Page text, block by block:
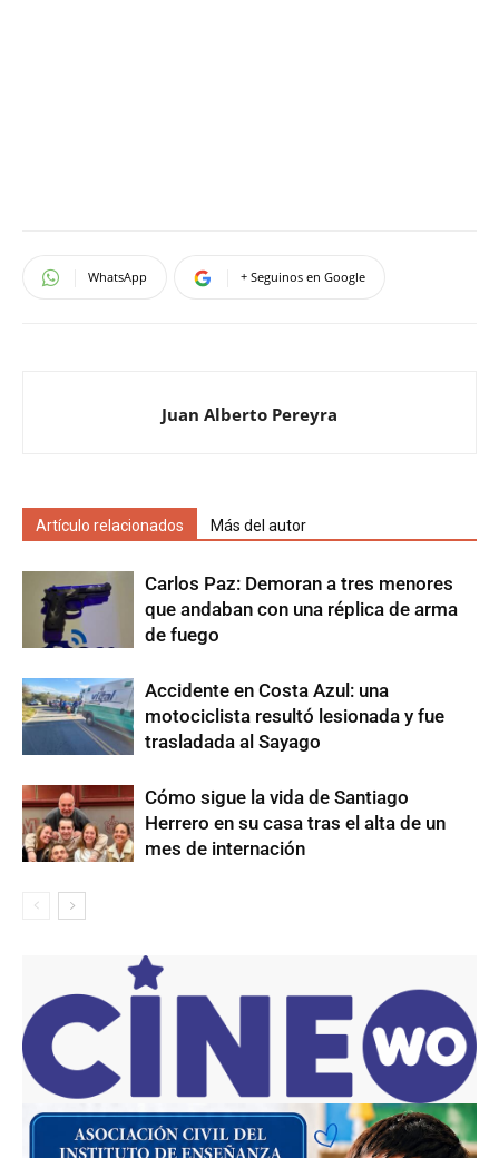
WhatsApp + Seguinos en Google
Juan Alberto Pereyra
Artículo relacionados Más del autor
Carlos Paz: Demoran a tres menores
que andaban con una réplica de arma
de fuego
Accidente en Costa Azul: una
motociclista resultó lesionada y fue
trasladada al Sayago
Cómo sigue la vida de Santiago
Herrero en su casa tras el alta de un
mes de internación